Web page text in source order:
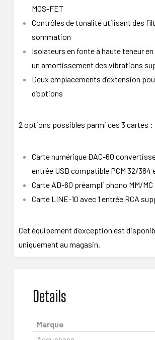
MOS-FET
Contrôles de tonalité utilisant des
sommation
Isolateurs en fonte à haute teneur
un amortissement des vibrations
Deux emplacements d’extension
d’options
2 options possibles parmi ces 3 cartes :
Carte numérique DAC-60
entrée USB compatible PCM 32/384
Carte AD-60 préampli phono MM/MC
Carte LINE-10 avec 1 entrée RCA
Cet équipement d’exception est
uniquement au magasin.
Details
Marque